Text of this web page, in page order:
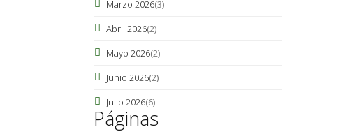
Marzo 2026(3)
Abril 2026(2)
Mayo 2026(2)
Junio 2026(2)
Julio 2026(6)
Páginas